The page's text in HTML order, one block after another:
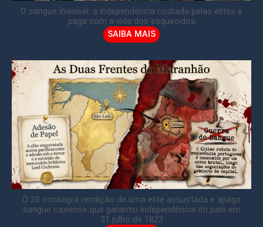
O sangue invisível: a independência roubada pelas elites e
paga com a vida dos esquecidos
SAIBA MAIS
O 28 consagra rendição de uma elite assustada e apaga
sangue caxiense que garantiu independência do país em
31 julho de 1823